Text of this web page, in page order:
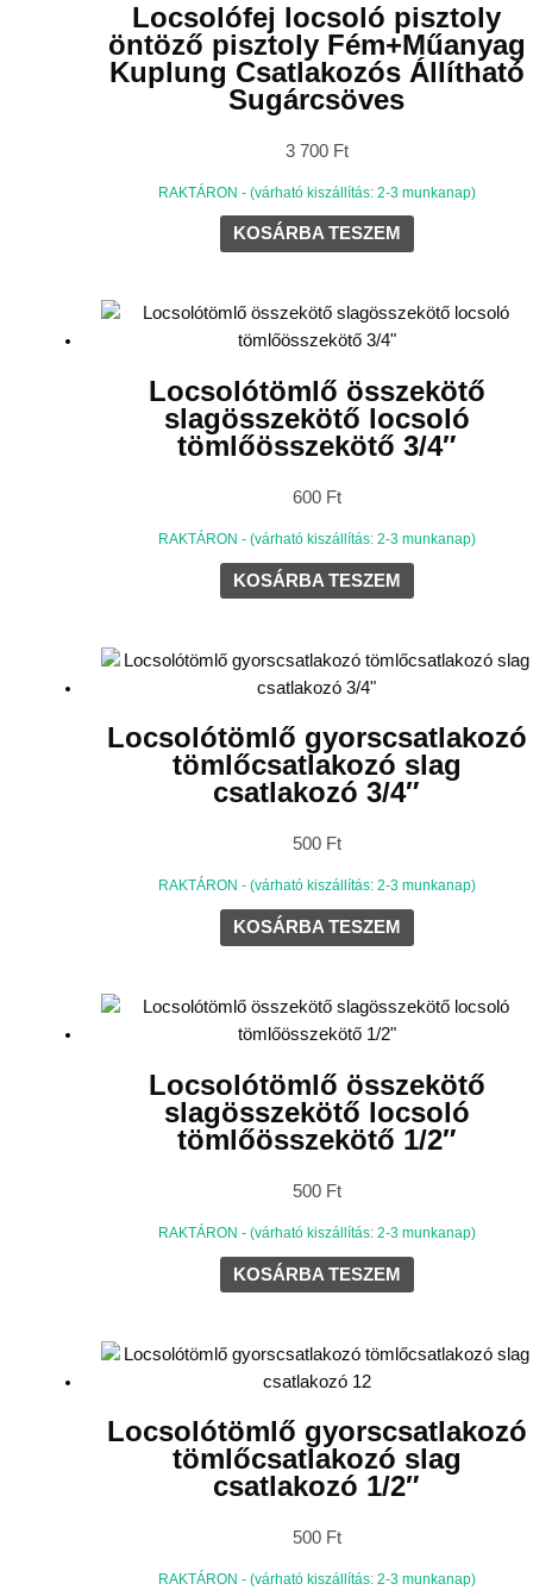
Locsolófej locsoló pisztoly
öntöző pisztoly Fém+Műanyag
Kuplung Csatlakozós Állítható
Sugárcsöves
3 700 Ft
RAKTÁRON - (várható kiszállítás: 2-3 munkanap)
KOSÁRBA TESZEM
Locsolótömlő összekötő
slagösszekötő locsoló
tömlőösszekötő 3/4″
600 Ft
RAKTÁRON - (várható kiszállítás: 2-3 munkanap)
KOSÁRBA TESZEM
Locsolótömlő gyorscsatlakozó
tömlőcsatlakozó slag
csatlakozó 3/4″
500 Ft
RAKTÁRON - (várható kiszállítás: 2-3 munkanap)
KOSÁRBA TESZEM
Locsolótömlő összekötő
slagösszekötő locsoló
tömlőösszekötő 1/2″
500 Ft
RAKTÁRON - (várható kiszállítás: 2-3 munkanap)
KOSÁRBA TESZEM
Locsolótömlő gyorscsatlakozó
tömlőcsatlakozó slag
csatlakozó 1/2″
500 Ft
RAKTÁRON - (várható kiszállítás: 2-3 munkanap)